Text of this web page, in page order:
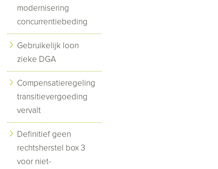
modernisering
concurrentiebeding
Gebruikelijk loon
zieke DGA
Compensatieregeling
transitievergoeding
vervalt
Definitief geen
rechtsherstel box 3
voor niet-